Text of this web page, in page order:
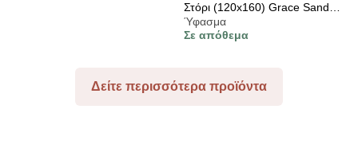
Στόρι (120x160) Grace Sand
412164
Ύφασμα
Σε απόθεμα
Δείτε περισσότερα προϊόντα